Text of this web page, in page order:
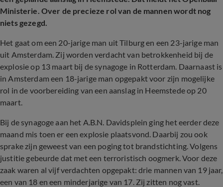
Ministerie. Over de precieze rol van de mannen wordt nog
niets gezegd.
Het gaat om een 20-jarige man uit Tilburg en een 23-jarige man
uit Amsterdam. Zij worden verdacht van betrokkenheid bij de
explosie op 13 maart bij de synagoge in Rotterdam. Daarnaast is
in Amsterdam een 18-jarige man opgepakt voor zijn mogelijke
rol in de voorbereiding van een aanslag in Heemstede op 20
maart.
Bij de synagoge aan het A.B.N. Davidsplein ging het eerder deze
maand mis toen er een explosie plaatsvond. Daarbij zou ook
sprake zijn geweest van een poging tot brandstichting. Volgens
justitie gebeurde dat met een terroristisch oogmerk. Voor deze
zaak waren al vijf verdachten opgepakt: drie mannen van 19 jaar,
een van 18 en een minderjarige van 17. Zij zitten nog vast.